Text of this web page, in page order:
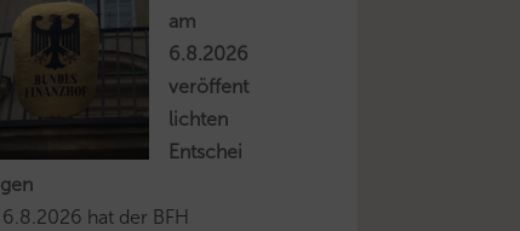
am
6.8.2026
veröffent
lichten
Entschei
hat der BFH